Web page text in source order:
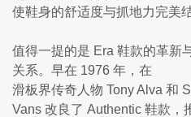
使鞋身的舒适度与抓地力完美
值得一提的是 Era 鞋款的革新
关系。早在 1976 年，在
滑板界传奇人物 Tony Alva 和
Vans 改良了 Authentic 鞋款，